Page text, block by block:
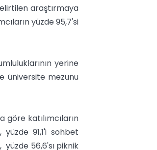
araştırmaya
yüzde 95,7'si
yerine
üniversite mezunu
katılımcıların
91,1'i sohbet
56,6'sı piknik